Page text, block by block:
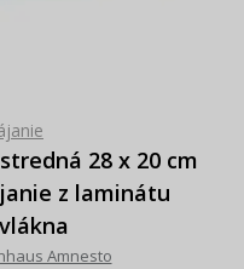
28 x 20 cm
z laminátu
Amnesto